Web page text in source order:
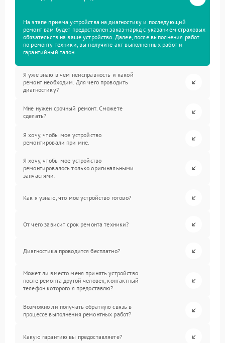
На этапе приема устройства на диагностику и последующий
ремонт вам будет предоставлен заказ-наряд с указанием страховых
обязательств на ваше устройство. Далее, после выполнения работ
по ремонту техники, вы получите акт выполненных работ и
гарантийный талон.
Я уже знаю в чем неисправность и какой
ремонт необходим. Для чего проводить
диагностику?
Мне нужен срочный ремонт. Сможете
сделать?
Я хочу, чтобы мое устройство
ремонтировали при мне.
Я хочу, чтобы мое устройство
ремонтировалось только оригинальными
запчастями.
Как я узнаю, что мое устройство готово?
От чего зависит срок ремонта техники?
Диагностика проводится бесплатно?
Может ли вместо меня принять устройство
после ремонта другой человек, контактный
телефон которого я предоставлю?
Возможно ли получать обратную связь в
процессе выполнения ремонтных работ?
Какую гарантию вы предоставляете?